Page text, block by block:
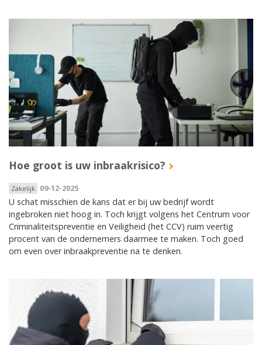
Hoe groot is uw inbraakrisico?
Zakelijk 09-12-2025
U schat misschien de kans dat er bij uw bedrijf wordt
ingebroken niet hoog in. Toch krijgt volgens het Centrum voor
Criminaliteitspreventie en Veiligheid (het CCV) ruim veertig
procent van de ondernemers daarmee te maken. Toch goed
om even over inbraakpreventie na te denken.